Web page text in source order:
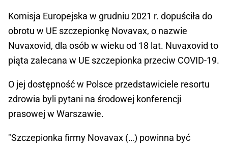
Komisja Europejska w grudniu 2021 r. dopuściła do
obrotu w UE szczepionkę Novavax, o nazwie
Nuvaxovid, dla osób w wieku od 18 lat. Nuvaxovid to
piąta zalecana w UE szczepionka przeciw COVID-19.
O jej dostępność w Polsce przedstawiciele resortu
zdrowia byli pytani na środowej konferencji
prasowej w Warszawie.
"Szczepionka firmy Novavax (…) powinna być